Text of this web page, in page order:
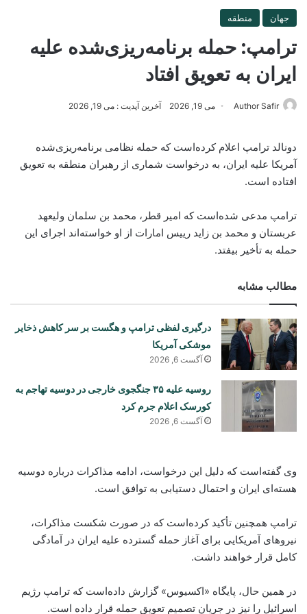
جهان منطقه
ترامپ: حمله برنامه‌ریزی‌شده علیه
ایران به تعویق افتاد
Author Safir می 19, 2026 آخرین آپدیت : می 19, 2026
دونالد ترامپ اعلام کرده‌است که حمله نظامی برنامه‌ریزی‌شده
آمریکا علیه ایران، به درخواست شماری از رهبران منطقه به تعویق
افتاده است.
ترامپ مدعی شده‌است که امیر قطر، محمد بن سلمان ولیعهد
عربستان و محمد بن زاید رییس امارات از او خواسته‌اند اجرای این
حمله به تأخیر بیفتد.
مطالب مشابه
درگیری لفظی ترامپ و هگست بر سر کاهش ذخایر
موشکی آمریکا
آگست 6, 2026
روسیه علیه ۳۵ جنگجوی خارجی در دوسیه تهاجم به
کورسک اعلام جرم کرد
آگست 6, 2026
وی گفته‌است که دلیل این درخواست، ادامه مذاکرات درباره دوسیه
هسته‌ای ایران و احتمال دستیابی به توافق است.
ترامپ همچنین تأکید کرده‌است که در صورت شکست مذاکرات،
نیروهای آمریکایی برای آغاز حمله گسترده علیه ایران در آمادگی
کامل قرار خواهند داشت.
در همین حال، پایگاه «اکسیوس» گزارش داده‌است که ترامپ رژیم
اسرائیل را نیز در جریان تصمیم تعویق حمله قرار داده است.